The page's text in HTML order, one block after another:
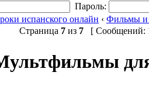
Пароль:
испанского онлайн ‹ Фильмы и
Страница 7 из 7 [ Сообщений: